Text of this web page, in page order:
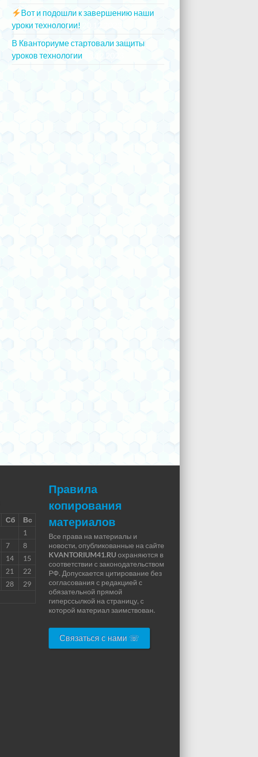
Вот и подошли к завершению наши
уроки технологии!
В Кванториуме стартовали защиты
уроков технологии
Сб
Вс
1
7
8
14
15
21
22
28
29
Правила
копирования
материалов
Все права на материалы и
новости, опубликованные на сайте
KVANTORIUM41.RUохраняются в
соответствии с законодательством
РФ. Допускается цитирование без
согласования с редакцией с
обязательной прямой
гиперссылкой на страницу, с
которой материал заимствован.
Связаться с нами ☏